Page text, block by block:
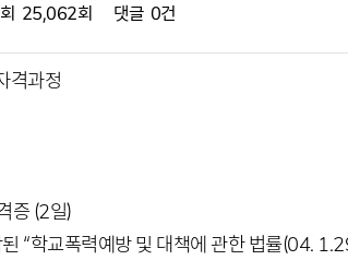
25,062회 댓글 0건
격과정
증 (2일)
“학교폭력예방 및 대책에 관한 법률(04.